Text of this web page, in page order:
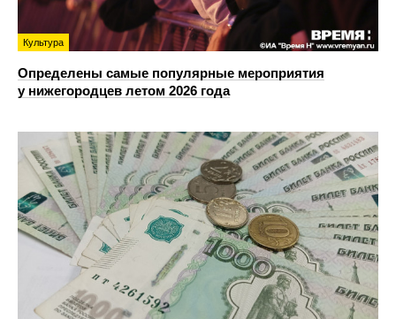
Культура
Определены самые популярные мероприятия
у нижегородцев летом 2026 года